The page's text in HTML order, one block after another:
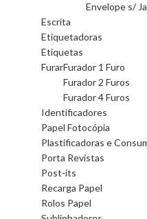
Envelope s/
Escrita
Etiquetadoras
Etiquetas
FurarFurador 1 Furo
Furador 2 Furos
Furador 4 Furos
Identificadores
Papel Fotocópia
Plastificadoras e
Porta Revistas
Post-its
Recarga Papel
Rolos Papel